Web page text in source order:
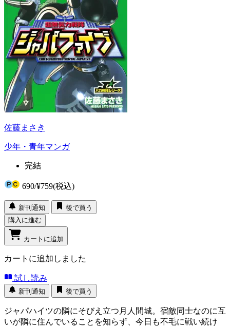
佐藤まさき
少年・青年マンガ
完結
690/¥759(税込)
新刊通知
後で買う
購入に進む
カートに追加
カートに追加しました
試し読み
新刊通知 後で買う
ジャパハイツの隣にそびえ立つ月人間城。宿敵同士なのに互
いが隣に住んでいることを知らず、今日も不毛に戦い続け